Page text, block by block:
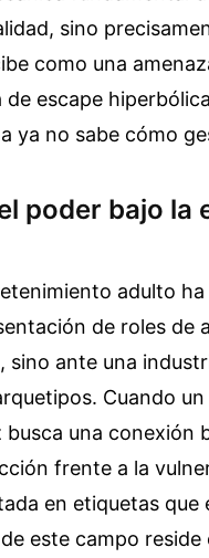
sino
como una
escape
ya no sabe cómo
poder bajo la
adulto
de roles
ante una
Cuando
busca una conexión
frente a la
en etiquetas
este campo